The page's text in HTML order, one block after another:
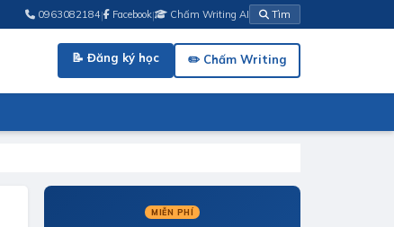
0963082184| Facebook| Chấm Writing AI Tìm
📝 Đăng ký học ✏️ Chấm Writing
MIỄN PHÍ